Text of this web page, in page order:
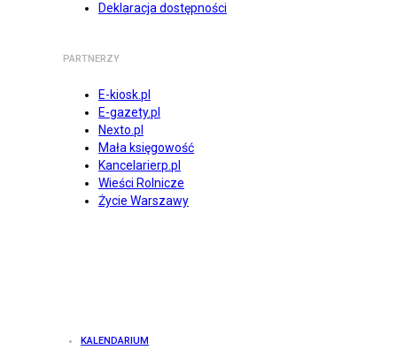
Deklaracja dostępności
PARTNERZY
E-kiosk.pl
E-gazety.pl
Nexto.pl
Mała księgowość
Kancelarierp.pl
Wieści Rolnicze
Życie Warszawy
KALENDARIUM